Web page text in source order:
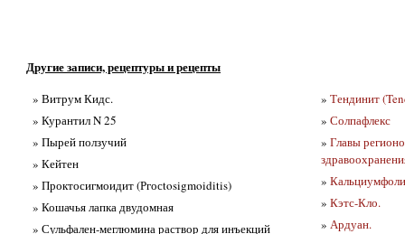
Другие записи, рецептуры и рецепты
» Витрум Кидс.
» Курантил N 25
» Пырей ползучий
» Кейтен
» Проктосигмоидит (Ргосtosigmoiditis)
» Кошачья лапка двудомная
» Сульфален-меглюмина раствор для инъекций
» Тендинит
» Солпафлекс
» Главы
»
» Кэтс-Кло.
» Ардуан.